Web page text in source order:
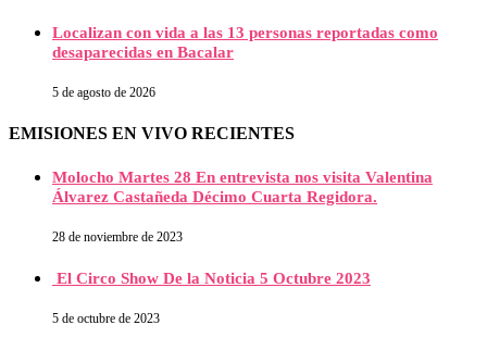
Localizan con vida a las 13 personas reportadas como
desaparecidas en Bacalar
5 de agosto de 2026
EMISIONES EN VIVO RECIENTES
Molocho Martes 28 En entrevista nos visita Valentina
Álvarez Castañeda Décimo Cuarta Regidora.
28 de noviembre de 2023
El Circo Show De la Noticia 5 Octubre 2023
5 de octubre de 2023